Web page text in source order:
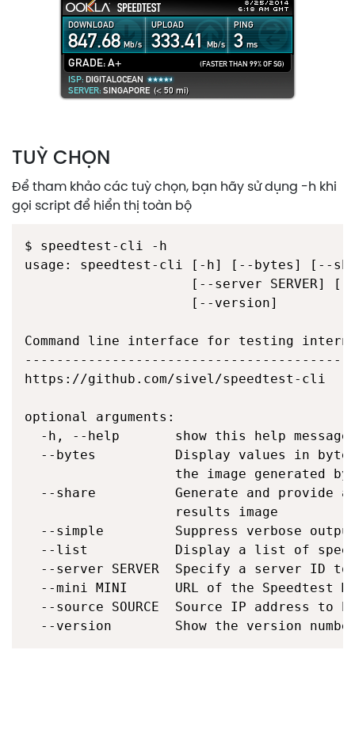
TUỲ CHỌN
Để tham khảo các tuỳ chọn, bạn hãy sử dụng -h khi
gọi script để hiển thị toàn bộ
$ speedtest-cli -h
usage: speedtest-cli [-h] [--bytes] [--
[--server SERVER]
                     [--version]
Command line interface for testing
https://github.com/sivel/speedtest-cli
optional arguments:
-h, --help       show this help message
--bytes          Display values in
the image generated by
--share          Generate and provide
                   results image
--simple         Suppress verbose
--list           Display a list of
--server SERVER  Specify a server ID to
--mini MINI      URL of the Speedtest
--source SOURCE  Source IP address to
--version        Show the version